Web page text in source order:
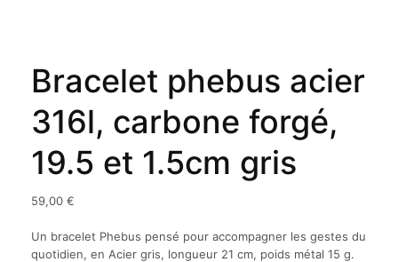
Bracelet phebus acier
316l, carbone forgé,
19.5 et 1.5cm gris
59,00 €
Un bracelet Phebus pensé pour accompagner les gestes du
quotidien, en Acier gris, longueur 21 cm, poids métal 15 g.